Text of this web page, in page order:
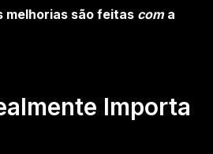
melhorias são feitas com a
Importa